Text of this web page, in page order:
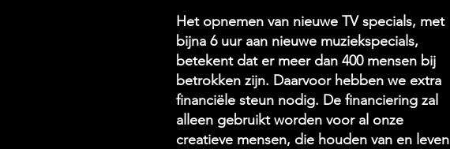
Het opnemen van nieuwe TV specials, met
bijna 6 uur aan nieuwe muziekspecials,
betekent dat er meer dan 400 mensen bij
betrokken zijn. Daarvoor hebben we extra
financiële steun nodig. De financiering zal
alleen gebruikt worden voor al onze
creatieve mensen, die houden van en leven